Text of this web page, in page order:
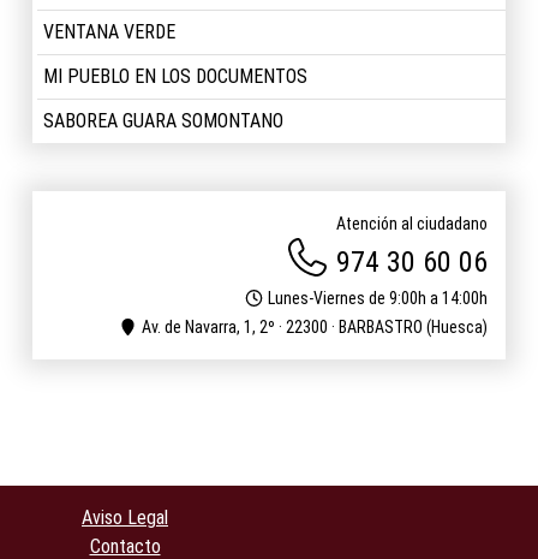
VENTANA VERDE
MI PUEBLO EN LOS DOCUMENTOS
SABOREA GUARA SOMONTANO
Atención al ciudadano
974 30 60 06
Lunes-Viernes de 9:00h a 14:00h
Av. de Navarra, 1, 2º · 22300 · BARBASTRO (Huesca)
Aviso Legal
Contacto